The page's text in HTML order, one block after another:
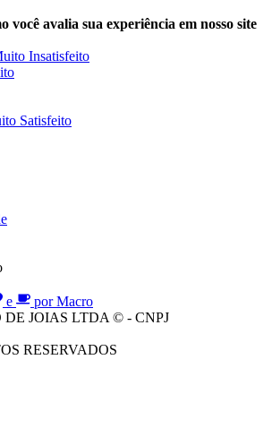
você avalia sua experiência em nosso site
Insatisfeito
Satisfeito
e
por Macro
JOIAS LTDA © - CNPJ
RESERVADOS